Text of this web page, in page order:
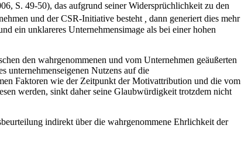
S. 49-50), das aufgrund seiner Widersprüchlichkeit zu den
und der CSR-Initiative besteht , dann generiert dies mehr
ein unklareres Unternehmensimage als bei einer hohen
den wahrgenommenen und vom Unternehmen geäußerten
unternehmenseigenen Nutzens auf die
Faktoren wie der Zeitpunkt der Motivattribution und die vom
werden, sinkt daher seine Glaubwürdigkeit trotzdem nicht
indirekt über die wahrgenommene Ehrlichkeit der